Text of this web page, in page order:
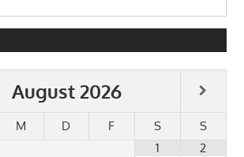
August 2026
M D F S
S
1
2